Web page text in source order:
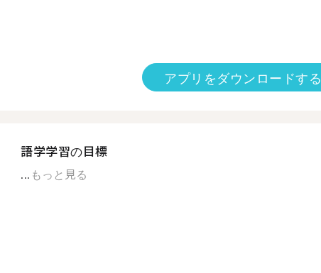
アプリをダウンロードする
語学学習の目標
... もっと見る